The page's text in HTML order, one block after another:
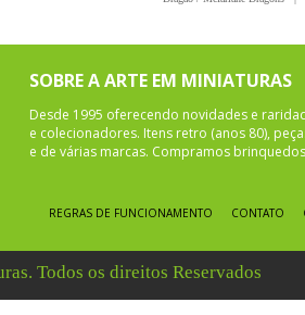
SOBRE A ARTE EM MINIATURAS
Desde 1995 oferecendo novidades e
e colecionadores. Itens retro (anos 80),
e de várias marcas. Compramos
REGRAS DE FUNCIONAMENTO CONTATO
Todos os direitos Reservados